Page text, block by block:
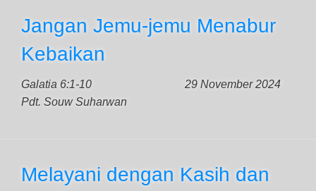
Jangan Jemu-jemu Menabur
Kebaikan
Galatia 6:1-10
29 November 2024
Pdt. Souw Suharwan
Melayani dengan Kasih dan